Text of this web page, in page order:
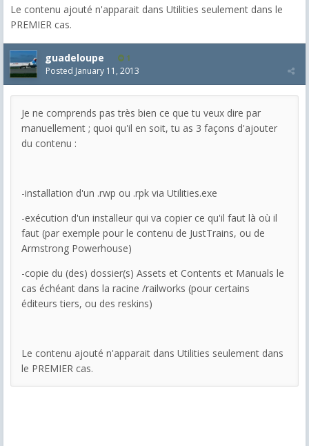
Le contenu ajouté n'apparait dans Utilities seulement dans le
PREMIER cas.
guadeloupe 1
Posted January 11, 2013
Je ne comprends pas très bien ce que tu veux dire par
manuellement ; quoi qu'il en soit, tu as 3 façons d'ajouter
du contenu :
-installation d'un .rwp ou .rpk via Utilities.exe
-exécution d'un installeur qui va copier ce qu'il faut là où il
faut (par exemple pour le contenu de JustTrains, ou de
Armstrong Powerhouse)
-copie du (des) dossier(s) Assets et Contents et Manuals le
cas échéant dans la racine /railworks (pour certains
éditeurs tiers, ou des reskins)
Le contenu ajouté n'apparait dans Utilities seulement dans
le PREMIER cas.